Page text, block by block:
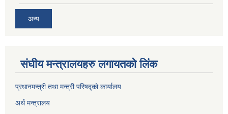
अन्य
संघीय मन्त्रालयहरु लगायतको लिंक
प्रधानमन्त्री तथा मन्त्री परिषद्को कार्यालय
अर्थ मन्त्रालय